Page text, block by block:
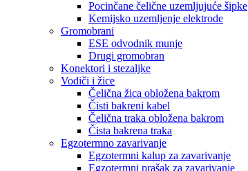
Pocinčane čelične uzemljujuće šipke
Kemijsko uzemljenje elektrode
Gromobrani
ESE odvodnik munje
Drugi gromobran
Konektori i stezaljke
Vodiči i žice
Čelična žica obložena bakrom
Čisti bakreni kabel
Čelična traka obložena bakrom
Čista bakrena traka
Egzotermno zavarivanje
Egzotermni kalup za zavarivanje
Egzotermni prašak za zavarivanje